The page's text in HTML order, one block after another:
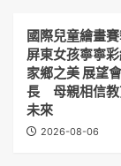
國際兒童繪畫
屏東女孩寧寧
家鄉之美 展望
長 母親相信教
未來
2026-08-06